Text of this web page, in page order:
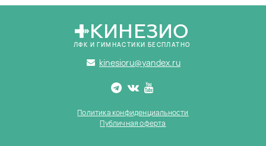
КИНЕЗИО
ЛФК И ГИМНАСТИКИ БЕСПЛАТНО
kinesioru@yandex.ru
Политика конфиденциальности
Публичная оферта